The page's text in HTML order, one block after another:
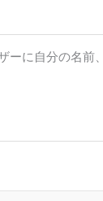
に自分の名前